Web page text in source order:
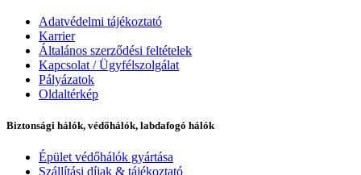
Adatvédelmi tájékoztató
Karrier
Általános szerződési feltételek
Kapcsolat / Ügyfélszolgálat
Pályázatok
Oldaltérkép
Biztonsági hálók, védőhálók, labdafogó hálók
Épület védőhálók gyártása
Szállítási díjak & tájékoztató